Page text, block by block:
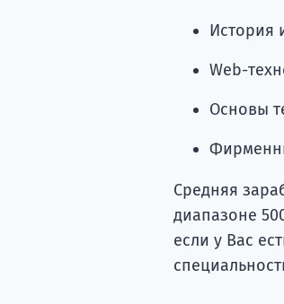
История
Web-
Основы
Средняя
диапазоне
если у Вас